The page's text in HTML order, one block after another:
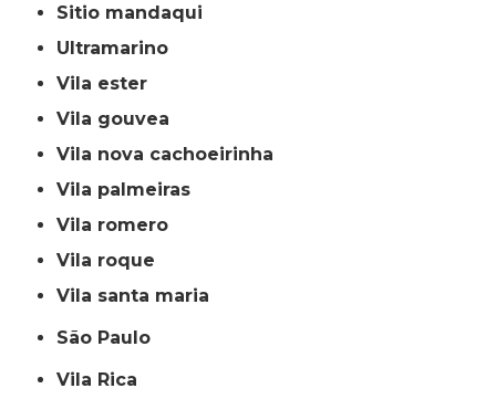
sitio mandaqui
ultramarino
vila ester
vila gouvea
vila nova cachoeirinha
vila palmeiras
vila romero
vila roque
vila santa maria
São Paulo
Vila Rica